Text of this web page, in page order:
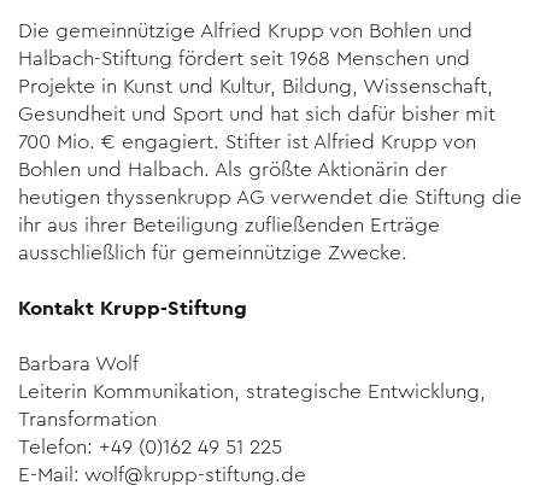
Die gemeinnützige Alfried Krupp von Bohlen und
Halbach-Stiftung fördert seit 1968 Menschen und
Projekte in Kunst und Kultur, Bildung, Wissenschaft,
Gesundheit und Sport und hat sich dafür bisher mit
700 Mio. € engagiert. Stifter ist Alfried Krupp von
Bohlen und Halbach. Als größte Aktionärin der
heutigen thyssenkrupp AG verwendet die Stiftung die
ihr aus ihrer Beteiligung zufließenden Erträge
ausschließlich für gemeinnützige Zwecke.
Kontakt Krupp-Stiftung
Barbara Wolf
Leiterin Kommunikation, strategische Entwicklung,
Transformation
Telefon: +49 (0)162 49 51 225
E-Mail: wolf@krupp-stiftung.de